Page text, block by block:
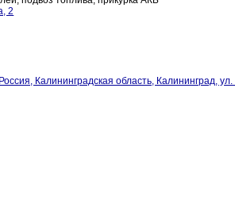
2
Россия, Калининградская область, Калининград,